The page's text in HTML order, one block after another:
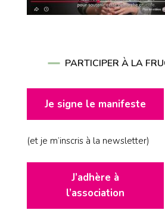
PARTICIPER À LA
Je signe le manifeste
(et je m’inscris à la newsletter)
J’adhère à
l’association